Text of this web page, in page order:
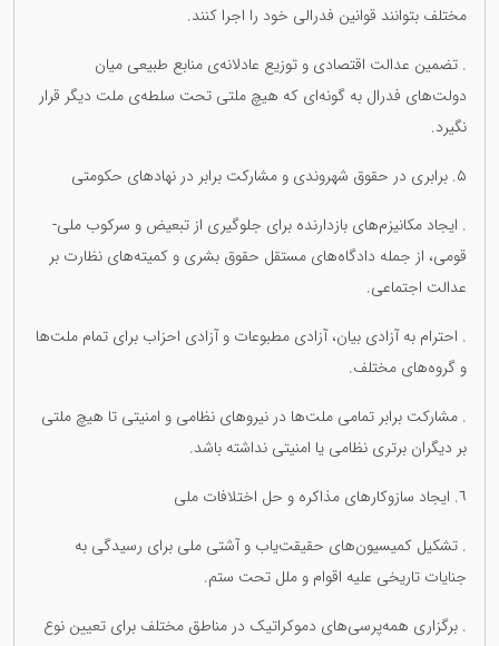
مختلف بتوانند قوانین فدرالی خود را اجرا کنند.
. تضمین عدالت اقتصادی و توزیع عادلانه‌ی منابع طبیعی میان
دولت‌های فدرال به گونه‌ای که هیچ ملتی تحت سلطه‌ی ملت دیگر قرار
نگیرد.
۵. برابری در حقوق شهروندی و مشارکت برابر در نهادهای حکومتی
. ایجاد مکانیزم‌های بازدارنده برای جلوگیری از تبعیض و سرکوب ملی-
قومی، از جمله دادگاه‌های مستقل حقوق بشری و کمیته‌های نظارت بر
عدالت اجتماعی.
. احترام به آزادی بیان، آزادی مطبوعات و آزادی احزاب برای تمام ملت‌ها
و گروه‌های مختلف.
. مشارکت برابر تمامی ملت‌ها در نیروهای نظامی و امنیتی تا هیچ ملتی
بر دیگران برتری نظامی یا امنیتی نداشته باشد.
٦. ایجاد سازوکارهای مذاکره و حل اختلافات ملی
. تشکیل کمیسیون‌های حقیقت‌یاب و آشتی ملی برای رسیدگی به
جنایات تاریخی علیه اقوام و ملل تحت ستم.
. برگزاری همه‌پرسی‌های دموکراتیک در مناطق مختلف برای تعیین نوع